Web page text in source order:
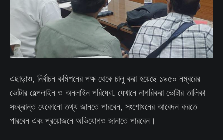
এছাড়াও, নির্বাচন কমিশনের পক্ষ থেকে চালু করা হয়েছে ১৯৫০ নম্বরের
ভোটার হেল্পলাইন ও অনলাইন পরিষেবা, যেখানে নাগরিকরা ভোটার তালিকা
সংক্রান্ত যেকোনো তথ্য জানতে পারবেন, সংশোধনের আবেদন করতে
পারবেন এবং প্রয়োজনে অভিযোগও জানাতে পারবেন।